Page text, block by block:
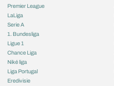
Premier League
LaLiga
Serie A
1. Bundesliga
Ligue 1
Chance Liga
Niké liga
Liga Portugal
Eredivisie